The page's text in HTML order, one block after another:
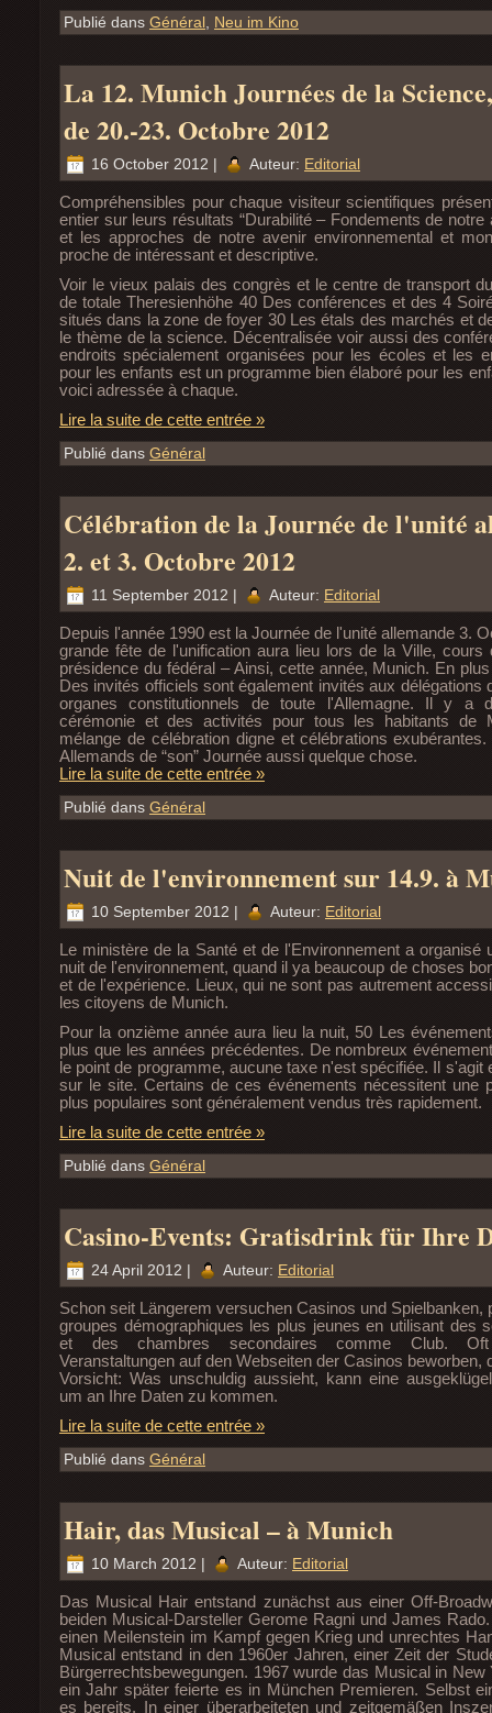
Publié dans Général , Neu im Kino
La 12. Munich Journées de la
de 20.-23. Octobre 2012
16 October 2012 | Auteur: Editorial
Compréhensibles pour chaque visiteur scientifiques
entier sur leurs résultats “Durabilité – Fondements de notre
et les approches de notre avenir environnemental et
proche de intéressant et descriptive.
Voir le vieux palais des congrès et le centre de transport
de totale Theresienhöhe 40 Des conférences et des 4
situés dans la zone de foyer 30 Les étals des marchés et
le thème de la science. Décentralisée voir aussi des
endroits spécialement organisées pour les écoles et les
pour les enfants est un programme bien élaboré pour les
voici adressée à chaque.
Lire la suite de cette entrée »
Publié dans Général
Célébration de la Journée de l'unité
2. et 3. Octobre 2012
11 September 2012 | Auteur: Editorial
Depuis l'année 1990 est la Journée de l'unité allemande 3.
grande fête de l'unification aura lieu lors de la Ville, cours
présidence du fédéral – Ainsi, cette année, Munich. En
Des invités officiels sont également invités aux délégations
organes constitutionnels de toute l'Allemagne. Il y a
cérémonie et des activités pour tous les habitants de
mélange de célébration digne et célébrations
Allemands de “son” Journée aussi quelque chose.
Lire la suite de cette entrée »
Publié dans Général
Nuit de l'environnement sur 14.9. à
10 September 2012 | Auteur: Editorial
Le ministère de la Santé et de l'Environnement a organisé
nuit de l'environnement, quand il ya beaucoup de choses
et de l'expérience. Lieux, qui ne sont pas autrement
les citoyens de Munich.
Pour la onzième année aura lieu la nuit, 50 Les
plus que les années précédentes. De nombreux
le point de programme, aucune taxe n'est spécifiée. Il s'agit
sur le site. Certains de ces événements nécessitent une
plus populaires sont généralement vendus très rapidement.
Lire la suite de cette entrée »
Publié dans Général
Casino-Events: Gratisdrink für Ihre
24 April 2012 | Auteur: Editorial
Schon seit Längerem versuchen Casinos und Spielbanken,
groupes démographiques les plus jeunes en utilisant des
et des chambres secondaires comme Club.
Veranstaltungen auf den Webseiten der Casinos beworben,
Vorsicht: Was unschuldig aussieht, kann eine
um an Ihre Daten zu kommen.
Lire la suite de cette entrée »
Publié dans Général
Hair, das Musical – à Munich
10 March 2012 | Auteur: Editorial
Das Musical Hair entstand zunächst aus einer Off-
beiden Musical-Darsteller Gerome Ragni und James
einen Meilenstein im Kampf gegen Krieg und unrechtes
Musical entstand in den 1960er Jahren, einer Zeit der
Bürgerrechtsbewegungen. 1967 wurde das Musical in New
ein Jahr später feierte es in München Premieren. Selbst
es bereits. In einer überarbeiteten und zeitgemäßen